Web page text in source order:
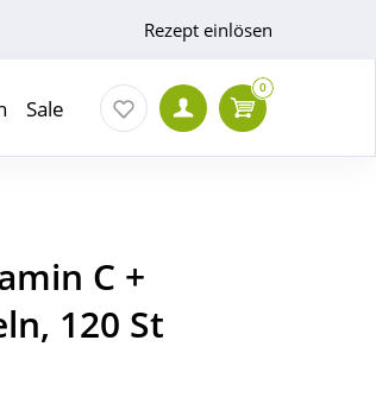
Rezept einlösen
Sale
0
C +
120 St